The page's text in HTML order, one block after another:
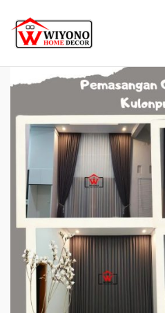
content
Beranda»Blog»Pemasangan Gorden